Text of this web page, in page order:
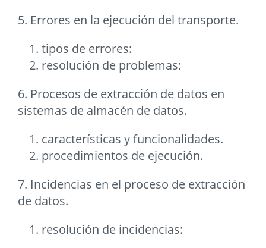
5. Errores en la ejecución del transporte.
tipos de errores:
resolución de problemas:
6. Procesos de extracción de datos en
sistemas de almacén de datos.
características y funcionalidades.
procedimientos de ejecución.
7. Incidencias en el proceso de extracción
de datos.
resolución de incidencias: